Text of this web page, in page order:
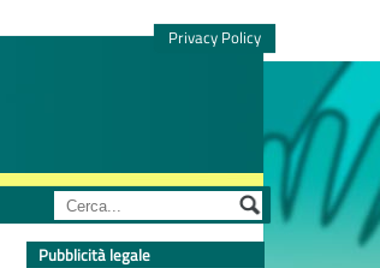
Privacy Policy
Pubblicità legale